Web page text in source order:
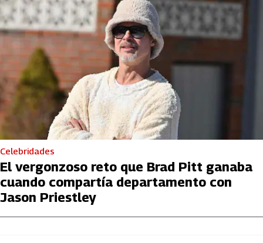
Celebridades
El vergonzoso reto que Brad Pitt ganaba
cuando compartía departamento con
Jason Priestley